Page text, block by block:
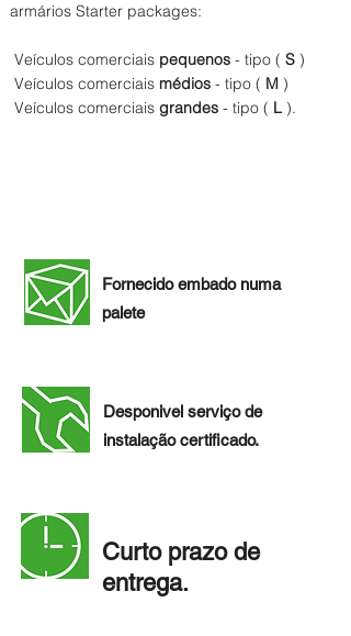
armários Starter packages:
Veículos comerciais pequenos - tipo ( S )
Veículos comerciais médios - tipo ( M )
Veículos comerciais grandes - tipo ( L ).
Fornecido embado numa
palete
Desponivel serviço de
instalação certificado.
Curto prazo de
entrega.